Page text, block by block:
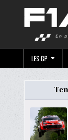
LES GP